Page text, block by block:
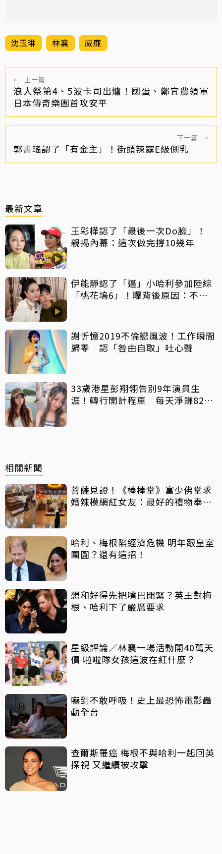
沈玉琳 林襄 威廉
← 上一篇
浪人祭第4、5波卡司出爐！國蛋、鄭宜農領軍
日本傳奇樂團首攻安平
下一篇 →
郭書瑤認了「有金主」！街頭辣露E級側乳
最新文章
王彩樺認了「最後一次Do臉」！
親揭內幕：這次做完撐10幾年
伊能靜認了「逼」小哈利參加陸綜
「桃花塢6」！曝背後原因：不希
謝忻憶2019不倫戀風波！工作瞬間
歸零 認「咎由自取」吐心聲
33歲港星彭翔翎告別9年演員生
涯！轉行開計程車 每天淨賺8200
相關新聞
菩薩見證！《棒棒堂》富少佛堂求
婚辣模網紅女友：最好的禮物奉獻
哈利、梅根陷經濟危機 明年跟皇室
團圓？還有這招！
想和好得先把嘴巴閉緊？英王對梅
根、哈利下了嚴厲要求
星級評論／林襄一場活動開40萬天
價 啦啦隊女孩這波在紅什麼？
嚇到不敢呼吸！史上最恐怖電影轟
動全台
查爾斯罹癌 梅根不與哈利一起回英
探視 又繼續被攻擊